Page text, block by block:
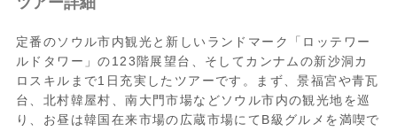
定番のソウル市内観光と新しいランドマーク「ロッテワー
ルドタワー」の123階展望台、そしてカンナムの新沙洞カ
ロスキルまで1日充実したツアーです。まず、景福宮や青瓦
台、北村韓屋村、南大門市場などソウル市内の観光地を巡
り、お昼は韓国在来市場の広蔵市場にてB級グルメを満喫で